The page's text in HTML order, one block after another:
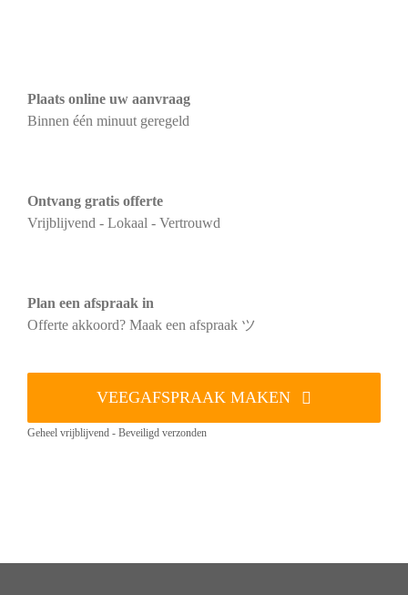
Plaats online uw aanvraag
Binnen één minuut geregeld
Ontvang gratis offerte
Vrijblijvend - Lokaal - Vertrouwd
Plan een afspraak in
Offerte akkoord? Maak een afspraak ツ
VEEGAFSPRAAK MAKEN
Geheel vrijblijvend - Beveiligd verzonden